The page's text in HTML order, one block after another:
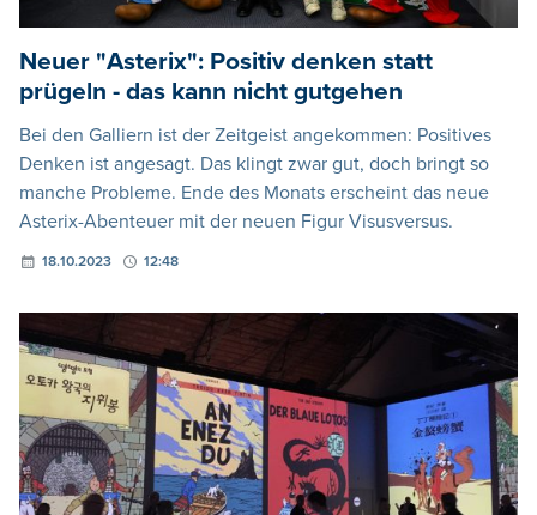
Neuer "Asterix": Positiv denken statt
prügeln - das kann nicht gutgehen
Bei den Galliern ist der Zeitgeist angekommen: Positives
Denken ist angesagt. Das klingt zwar gut, doch bringt so
manche Probleme. Ende des Monats erscheint das neue
Asterix-Abenteuer mit der neuen Figur Visusversus.
18.10.2023 12:48